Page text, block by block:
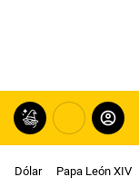
Dólar Papa León XIV